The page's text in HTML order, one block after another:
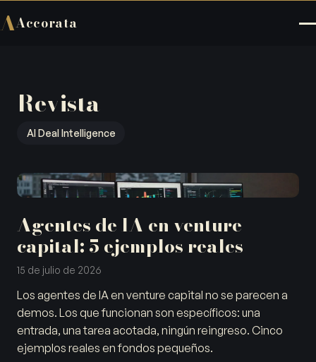
Revista
AI Deal Intelligence
Agentes de IA en venture
capital: 5 ejemplos reales
15 de julio de 2026
Los agentes de IA en venture capital no se parecen a
demos. Los que funcionan son específicos: una
entrada, una tarea acotada, ningún reingreso. Cinco
ejemplos reales en fondos pequeños.
AAccorata